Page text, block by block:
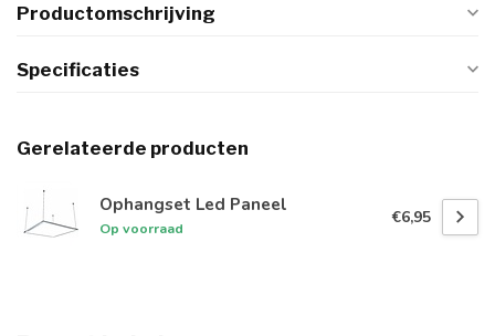
Productomschrijving
Specificaties
Gerelateerde producten
Ophangset Led Paneel
Op voorraad
€6,95